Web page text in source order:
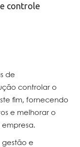
controle
de
controlar o
fim, fornecendo
e melhorar o
empresa.
gestão e